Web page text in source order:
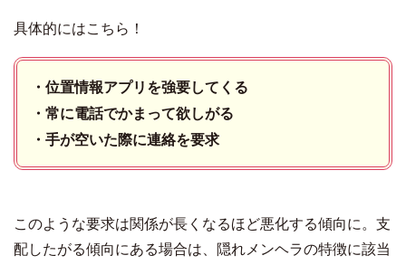
具体的にはこちら！
・位置情報アプリを強要してくる
・常に電話でかまって欲しがる
・手が空いた際に連絡を要求
このような要求は関係が長くなるほど悪化する傾向に。支
配したがる傾向にある場合は、隠れメンヘラの特徴に該当